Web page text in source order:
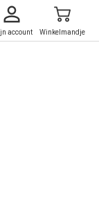
account Winkelmandje